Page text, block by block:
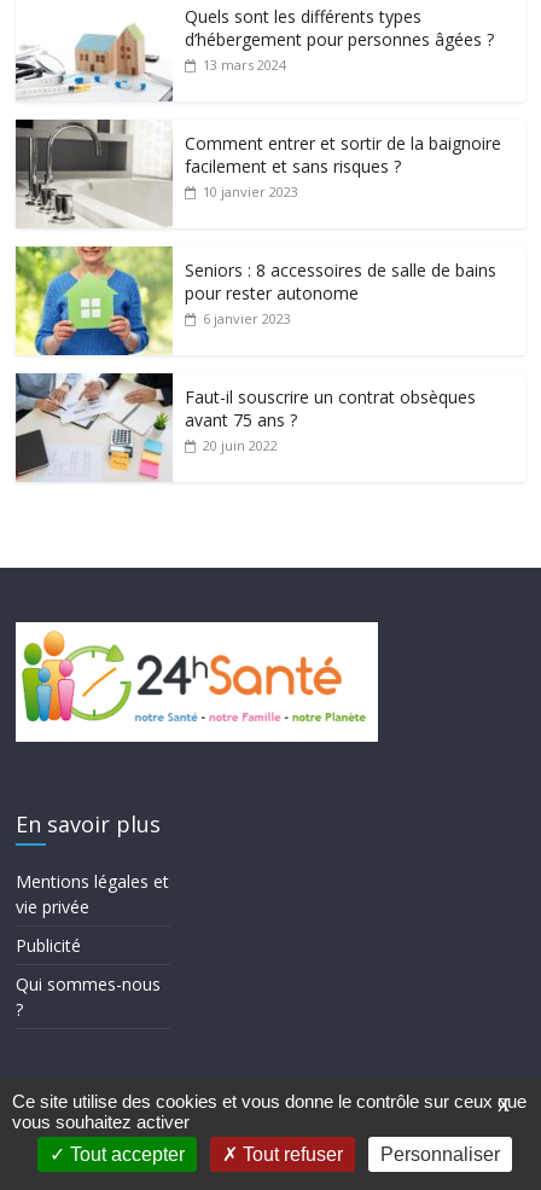
Quels sont les différents types
d’hébergement pour personnes âgées ?
13 mars 2024
Comment entrer et sortir de la baignoire
facilement et sans risques ?
10 janvier 2023
Seniors : 8 accessoires de salle de bains
pour rester autonome
6 janvier 2023
Faut-il souscrire un contrat obsèques
avant 75 ans ?
20 juin 2022
En savoir plus
Mentions légales et
vie privée
Publicité
Qui sommes-nous
?
Copyright © 2026
Theme ColorMag par
ThemeGrill.. Propulsé parWordPress.
X
Ce site utilise des cookies et vous donne le contrôle sur ceux que
vous souhaitez activer
Tout accepter
Tout refuser Personnaliser